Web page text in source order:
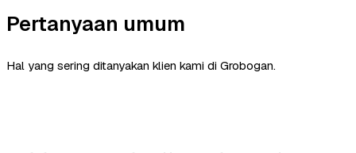
Pertanyaan umum
Hal yang sering ditanyakan klien kami di Grobogan.